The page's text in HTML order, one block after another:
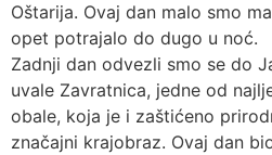
Oštarija. Ovaj dan malo smo
opet potrajalo do dugo u noć.
Zadnji dan odvezli smo se do
uvale Zavratnica, jedne od
obale, koja je i zaštićeno
značajni krajobraz. Ovaj dan